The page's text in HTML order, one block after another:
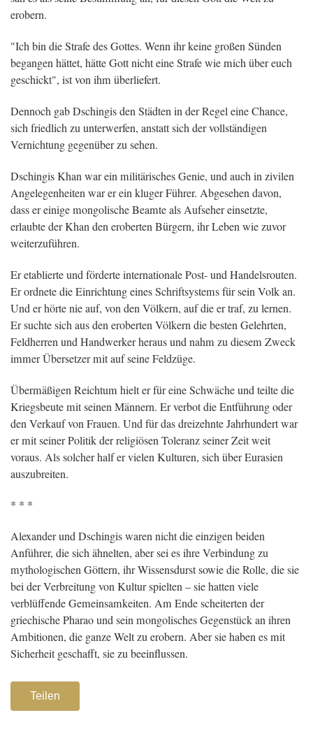
erobern.
"Ich bin die Strafe des Gottes. Wenn ihr keine großen Sünden
begangen hättet, hätte Gott nicht eine Strafe wie mich über euch
geschickt", ist von ihm überliefert.
Dennoch gab Dschingis den Städten in der Regel eine Chance,
sich friedlich zu unterwerfen, anstatt sich der vollständigen
Vernichtung gegenüber zu sehen.
Dschingis Khan war ein militärisches Genie, und auch in zivilen
Angelegenheiten war er ein kluger Führer. Abgesehen davon,
dass er einige mongolische Beamte als Aufseher einsetzte,
erlaubte der Khan den eroberten Bürgern, ihr Leben wie zuvor
weiterzuführen.
Er etablierte und förderte internationale Post- und Handelsrouten.
Er ordnete die Einrichtung eines Schriftsystems für sein Volk an.
Und er hörte nie auf, von den Völkern, auf die er traf, zu lernen.
Er suchte sich aus den eroberten Völkern die besten Gelehrten,
Feldherren und Handwerker heraus und nahm zu diesem Zweck
immer Übersetzer mit auf seine Feldzüge.
Übermäßigen Reichtum hielt er für eine Schwäche und teilte die
Kriegsbeute mit seinen Männern. Er verbot die Entführung oder
den Verkauf von Frauen. Und für das dreizehnte Jahrhundert war
er mit seiner Politik der religiösen Toleranz seiner Zeit weit
voraus. Als solcher half er vielen Kulturen, sich über Eurasien
auszubreiten.
* * *
Alexander und Dschingis waren nicht die einzigen beiden
Anführer, die sich ähnelten, aber sei es ihre Verbindung zu
mythologischen Göttern, ihr Wissensdurst sowie die Rolle, die sie
bei der Verbreitung von Kultur spielten – sie hatten viele
verblüffende Gemeinsamkeiten. Am Ende scheiterten der
griechische Pharao und sein mongolisches Gegenstück an ihren
Ambitionen, die ganze Welt zu erobern. Aber sie haben es mit
Sicherheit geschafft, sie zu beeinflussen.
Teilen